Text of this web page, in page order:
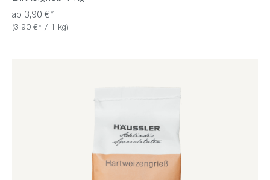
ab 3,90 €*
(3,90 €* / 1 kg)